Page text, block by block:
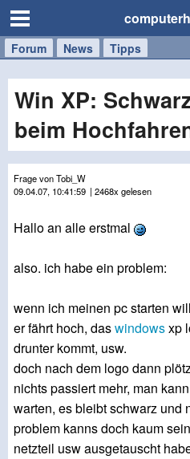
Forum News Tipps
Handy
Tablet
Windows
Mac
Win XP:
beim
Frage von Tobi_W
09.04.07, 10:41:59 | 2468x gelesen
Hallo an alle erstmal
also. ich habe ein problem:
wenn ich meinen pc starten
er fährt hoch, daswindowsxp
drunter kommt, usw.
doch nach dem logo dann
nichts passiert mehr, man
warten, es bleibt schwarz und
problem kanns doch kaum
netzteil usw ausgetauscht